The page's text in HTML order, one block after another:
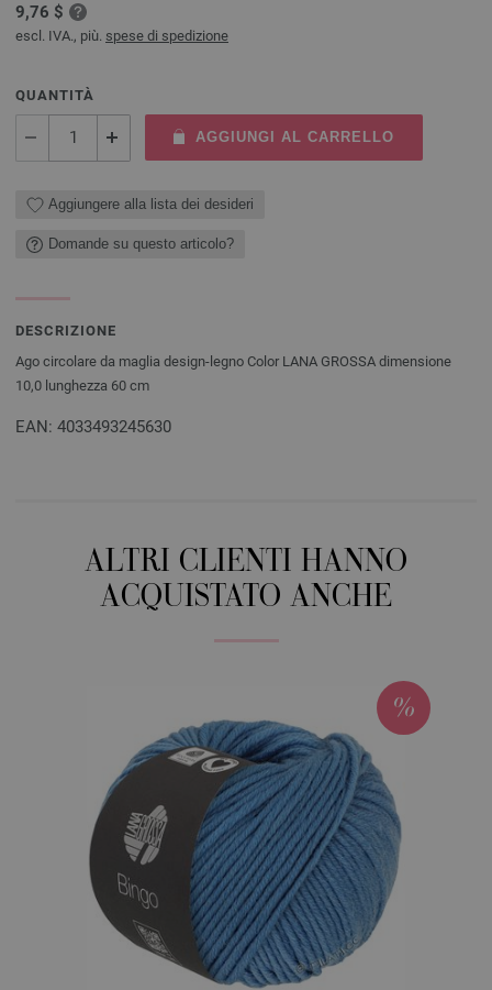
9,76 $
escl. IVA., più. spese di spedizione
QUANTITÀ
AGGIUNGI AL CARRELLO
Aggiungere alla lista dei desideri
Domande su questo articolo?
DESCRIZIONE
Ago circolare da maglia design-legno Color LANA GROSSA dimensione
10,0 lunghezza 60 cm
EAN: 4033493245630
ALTRI CLIENTI HANNO
ACQUISTATO ANCHE